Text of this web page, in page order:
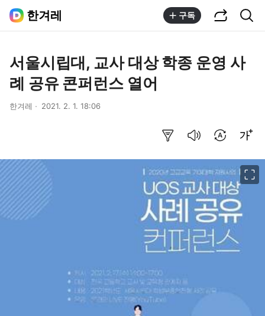
한겨레 구독
서울시립대, 교사 대상 학종 운영 사
례 공유 콘퍼런스 열어
한겨레 2021. 2. 1. 18:06